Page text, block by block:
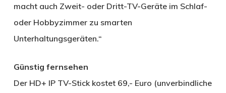
macht auch Zweit- oder Dritt-TV-Geräte im Schlaf-
oder Hobbyzimmer zu smarten
Unterhaltungsgeräten.“
Günstig fernsehen
Der HD+ IP TV-Stick kostet 69,- Euro (unverbindliche